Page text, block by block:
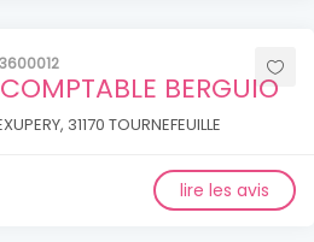
BERGUIO
31170 TOURNEFEUILLE
lire les avis